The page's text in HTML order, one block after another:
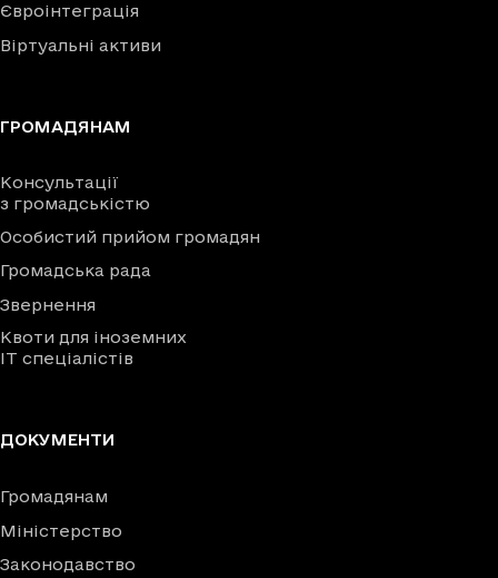
Євроінтеграція
Віртуальні активи
ГРОМАДЯНАМ
Консультації
з громадськістю
Особистий прийом громадян
Громадська рада
Звернення
Квоти для іноземних
IT спеціалістів
ДОКУМЕНТИ
Громадянам
Міністерство
Законодавство